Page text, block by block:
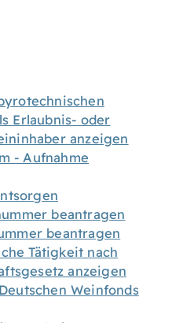
Erlaubnis- oder
anzeigen
- Aufnahme
beantragen
beantragen
Tätigkeit nach
anzeigen
Weinfonds